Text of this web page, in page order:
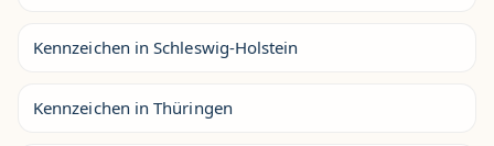
Kennzeichen in Schleswig-Holstein
Kennzeichen in Thüringen